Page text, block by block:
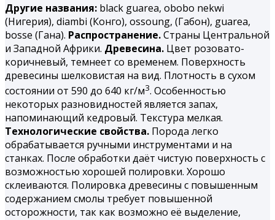
Другие названия: black guarea, obobo nekwi
(Нигерия), diambi (Конго), ossoung, (Габон), guarea,
bosse (Гана). Распространение.Страны Центральной
и Западной Африки. Древесина. Цвет розовато-
коричневый, темнеет со временем. Поверхность
древесины шелковистая на вид. Плотность в сухом
состоянии от 590 до 640 кг/м3. Особенностью
некоторых разновидностей является запах,
напоминающий кедровый. Текстура мелкая.
Технологические свойства. Порода легко
обрабатывается ручными инструментами и на
станках. После обработки даёт чистую поверхность с
возможностью хорошей полировки. Хорошо
склеиваются. Полировка древесины с повышенным
содержанием смолы требует повышенной
осторожности, так как возможно её выделение,